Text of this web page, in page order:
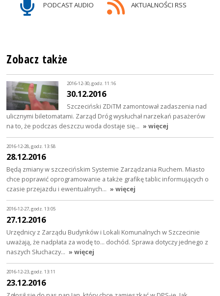
PODCAST AUDIO AKTUALNOŚCI RSS
Zobacz także
2016-12-30, godz. 11:16
30.12.2016
Szczeciński ZDiTM zamontował zadaszenia nad
ulicznymi biletomatami. Zarząd Dróg wysłuchał narzekań pasażerów
na to, że podczas deszczu woda dostaje się… » więcej
2016-12-28, godz. 13:58
28.12.2016
Będą zmiany w szczecińskim Systemie Zarządzania Ruchem. Miasto
chce poprawić oprogramowanie a także grafikę tablic informujących o
czasie przejazdu i ewentualnych… » więcej
2016-12-27, godz. 13:05
27.12.2016
Urzędnicy z Zarządu Budynków i Lokali Komunalnych w Szczecinie
uważają, że nadpłata za wodę to... dochód. Sprawa dotyczy jednego z
naszych Słuchaczy… » więcej
2016-12-23, godz. 13:11
23.12.2016